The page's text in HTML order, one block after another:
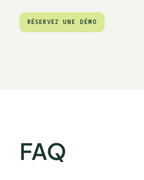
RÉSERVEZ UNE DÉMO
FAQ